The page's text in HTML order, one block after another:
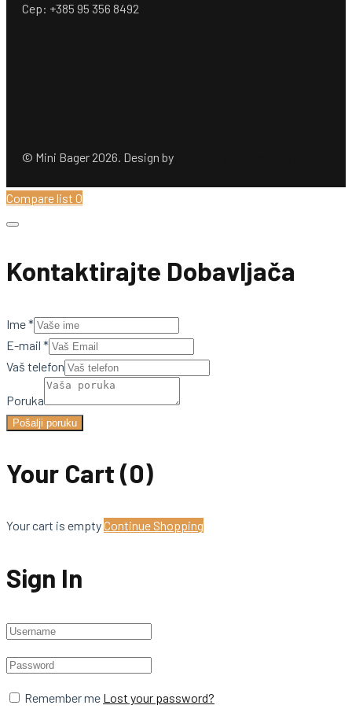
Cep: +385 95 356 8492
© Mini Bager 2026. Design by
Compare list 0
Kontaktirajte Dobavljača
Ime*
E-mail *
Vaš telefon
Poruka
Pošalji poruku
Your Cart (0)
Your cart is emptyContinue Shopping
Sign In
Remember me Lost your password?